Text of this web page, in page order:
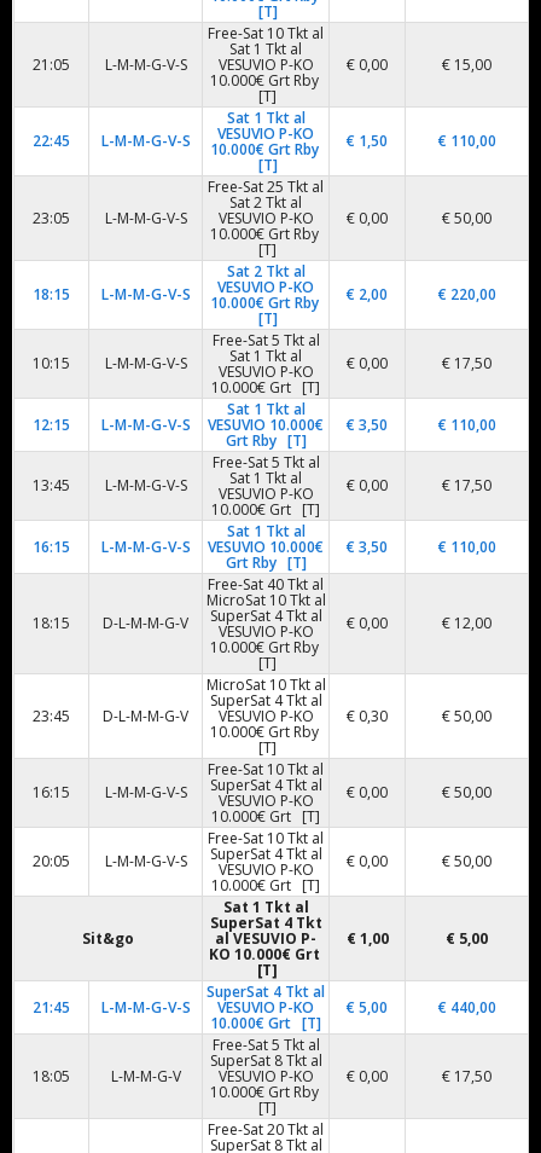
[T]
21:05 L-M-M-G-V-S
Free-Sat 10 Tkt al
Sat 1 Tkt al
VESUVIO P-KO
10.000€ Grt Rby
[T]
€ 0,00 € 15,00
22:45 L-M-M-G-V-S
Sat 1 Tkt al
VESUVIO P-KO
10.000€ Grt Rby
[T]
€ 1,50 € 110,00
23:05 L-M-M-G-V-S
Free-Sat 25 Tkt al
Sat 2 Tkt al
VESUVIO P-KO
10.000€ Grt Rby
[T]
€ 0,00 € 50,00
18:15 L-M-M-G-V-S
Sat 2 Tkt al
VESUVIO P-KO
10.000€ Grt Rby
[T]
€ 2,00 € 220,00
10:15 L-M-M-G-V-S
Free-Sat 5 Tkt al
Sat 1 Tkt al
VESUVIO P-KO
10.000€ Grt [T]
€ 0,00 € 17,50
12:15 L-M-M-G-V-S
Sat 1 Tkt al
VESUVIO 10.000€
Grt Rby [T]
€ 3,50 € 110,00
13:45 L-M-M-G-V-S
Free-Sat 5 Tkt al
Sat 1 Tkt al
VESUVIO P-KO
10.000€ Grt [T]
€ 0,00 € 17,50
16:15 L-M-M-G-V-S
Sat 1 Tkt al
VESUVIO 10.000€
Grt Rby [T]
€ 3,50 € 110,00
18:15 D-L-M-M-G-V
Free-Sat 40 Tkt al
MicroSat 10 Tkt al
SuperSat 4 Tkt al
VESUVIO P-KO
10.000€ Grt Rby
[T]
€ 0,00 € 12,00
23:45 D-L-M-M-G-V
MicroSat 10 Tkt al
SuperSat 4 Tkt al
VESUVIO P-KO
10.000€ Grt Rby
[T]
€ 0,30 € 50,00
16:15 L-M-M-G-V-S
Free-Sat 10 Tkt al
SuperSat 4 Tkt al
VESUVIO P-KO
10.000€ Grt [T]
€ 0,00 € 50,00
20:05 L-M-M-G-V-S
Free-Sat 10 Tkt al
SuperSat 4 Tkt al
VESUVIO P-KO
10.000€ Grt [T]
€ 0,00 € 50,00
Sit&go
Sat 1 Tkt al
SuperSat 4 Tkt
alVESUVIO P-
KO 10.000€Grt
[T]
€ 1,00 € 5,00
21:45 L-M-M-G-V-S
SuperSat 4 Tkt al
VESUVIO P-KO
10.000€ Grt [T]
€ 5,00 € 440,00
18:05 L-M-M-G-V
Free-Sat 5 Tkt al
SuperSat 8 Tkt al
VESUVIO P-KO
10.000€ Grt Rby
[T]
€ 0,00 € 17,50
Free-Sat 20 Tkt al
SuperSat 8 Tkt al